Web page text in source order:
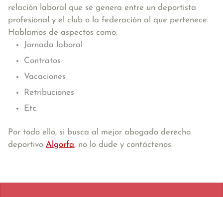
relación laboral que se genera entre un deportista
profesional y el club o la federación al que pertenece.
Hablamos de aspectos como:
Jornada laboral
Contratos
Vacaciones
Retribuciones
Etc.
Por todo ello, si busca al mejor abogado derecho
deportivo Algorfa, no lo dude y contáctenos.